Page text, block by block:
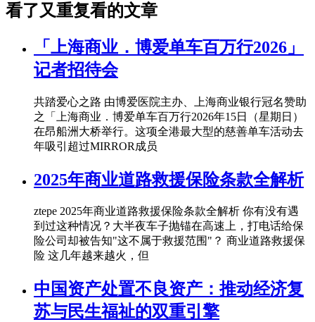
看了又重复看的文章
「上海商业．博爱单车百万行2026」
记者招待会
共踏爱心之路 由博爱医院主办、上海商业银行冠名赞助
之「上海商业．博爱单车百万行2026年15日（星期日）
在昂船洲大桥举行。这项全港最大型的慈善单车活动去
年吸引超过MIRROR成员
2025年商业道路救援保险条款全解析
ztepe 2025年商业道路救援保险条款全解析 你有没有遇
到过这种情况？大半夜车子抛锚在高速上，打电话给保
险公司却被告知"这不属于救援范围"？ 商业道路救援保
险 这几年越来越火，但
中国资产处置不良资产：推动经济复
苏与民生福祉的双重引擎